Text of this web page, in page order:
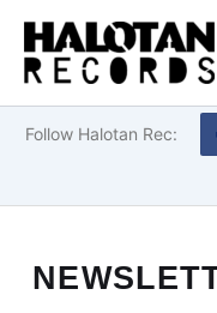
Przejdź
do
treści
Follow Halotan Rec: